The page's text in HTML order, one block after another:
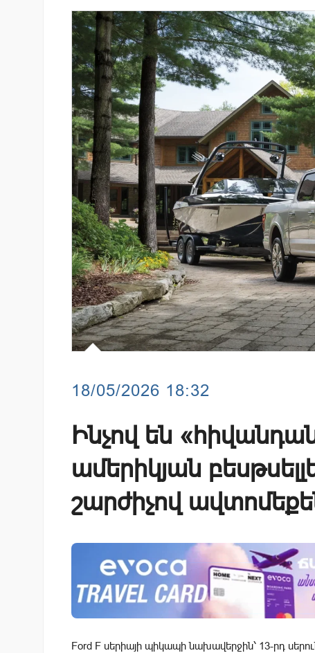
18/05/2026 18:32
Ինչով են
ամերիկյան
շարժիչով
Ford F սերիայի պիկապի նախավերջին՝ 13-րդ
վարկանիշային
Ucom-ի աջակցությամբ
«Մտապահիր
խաղը